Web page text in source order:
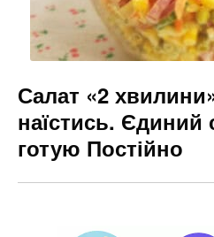
Салат «2
наїстись. Єдиний
готую Постійно